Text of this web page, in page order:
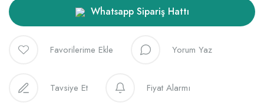
Whatsapp Sipariş Hattı
Yorum Yaz
Tavsiye Et Fiyat Alarmı